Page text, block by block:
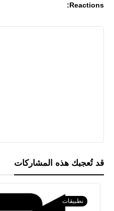
Reactions:
قد تُعجبك هذه المشاركات
نطبيقات